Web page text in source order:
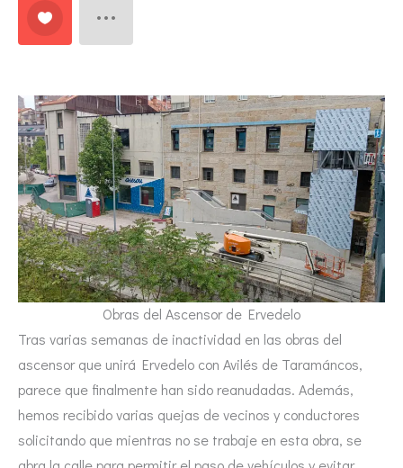
Obras del Ascensor de Ervedelo
Tras varias semanas de inactividad en las obras del
ascensor que unirá Ervedelo con Avilés de Taramáncos,
parece que finalmente han sido reanudadas. Además,
hemos recibido varias quejas de vecinos y conductores
solicitando que mientras no se trabaje en esta obra, se